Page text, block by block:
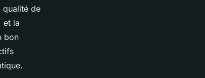
qualité de
et la
bon